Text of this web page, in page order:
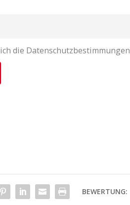
die Datenschutzbestimmungen
BEWERTUNG: